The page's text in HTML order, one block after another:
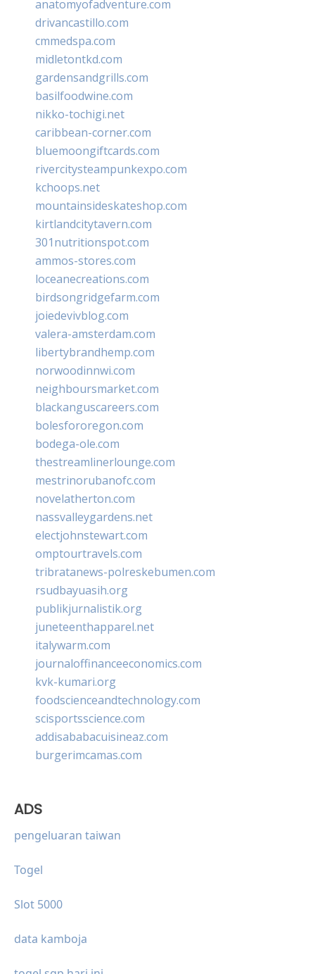
anatomyofadventure.com
drivancastillo.com
cmmedspa.com
midletontkd.com
gardensandgrills.com
basilfoodwine.com
nikko-tochigi.net
caribbean-corner.com
bluemoongiftcards.com
rivercitysteampunkexpo.com
kchoops.net
mountainsideskateshop.com
kirtlandcitytavern.com
301nutritionspot.com
ammos-stores.com
loceanecreations.com
birdsongridgefarm.com
joiedevivblog.com
valera-amsterdam.com
libertybrandhemp.com
norwoodinnwi.com
neighboursmarket.com
blackanguscareers.com
bolesfororegon.com
bodega-ole.com
thestreamlinerlounge.com
mestrinorubanofc.com
novelatherton.com
nassvalleygardens.net
electjohnstewart.com
omptourtravels.com
tribratanews-polreskebumen.com
rsudbayuasih.org
publikjurnalistik.org
juneteenthapparel.net
italywarm.com
journaloffinanceeconomics.com
kvk-kumari.org
foodscienceandtechnology.com
scisportsscience.com
addisababacuisineaz.com
burgerimcamas.com
ADS
pengeluaran taiwan
Togel
Slot 5000
data kamboja